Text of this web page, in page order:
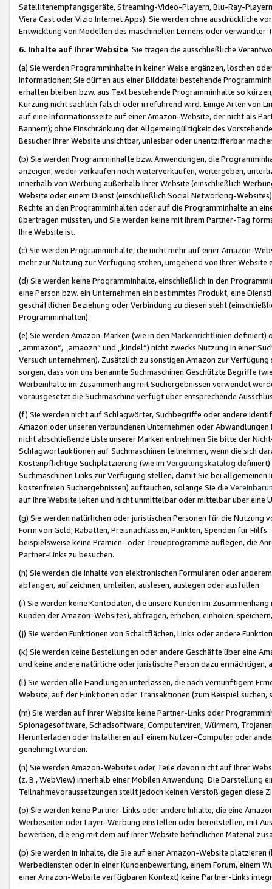
Satellitenempfangsgeräte, Streaming-Video-Playern, Blu-Ray-
Viera Cast oder Vizio Internet Apps). Sie werden ohne ausdrückliche
Entwicklung von Modellen des maschinellen Lernens oder
6. Inhalte auf Ihrer Website. Sie tragen die ausschließliche
(a) Sie werden Programminhalte in keiner Weise ergänzen, löschen
Informationen; Sie dürfen aus einer Bilddatei bestehende
erhalten bleiben bzw. aus Text bestehende Programminhalte so
Kürzung nicht sachlich falsch oder irreführend wird. Einige Arten von
auf eine Informationsseite auf einer Amazon-Website, der nicht als
Bannern); ohne Einschränkung der Allgemeingültigkeit des
Besucher Ihrer Website unsichtbar, unlesbar oder unentzifferbar
(b) Sie werden Programminhalte bzw. Anwendungen, die
anzeigen, weder verkaufen noch weiterverkaufen, weitergeben,
innerhalb von Werbung außerhalb Ihrer Website (einschließlich
Website oder einem Dienst (einschließlich Social Networking-
Rechte an den Programminhalten oder auf die Programminhalte an
übertragen müssten, und Sie werden keine mit Ihrem Partner-Tag
Ihre Website ist.
(c) Sie werden Programminhalte, die nicht mehr auf einer Amazon-
mehr zur Nutzung zur Verfügung stehen, umgehend von Ihrer
(d) Sie werden keine Programminhalte, einschließlich in den
eine Person bzw. ein Unternehmen ein bestimmtes Produkt, eine
geschäftlichen Beziehung oder Verbindung zu diesen steht
Programminhalten).
(e) Sie werden Amazon-Marken (wie in den Markenrichtlinien definiert)
„ammazon“, „amaozn“ und „kindel“) nicht zwecks Nutzung in einer
Versuch unternehmen). Zusätzlich zu sonstigen Amazon zur
sorgen, dass von uns benannte Suchmaschinen Geschützte Begriffe
Werbeinhalte im Zusammenhang mit Suchergebnissen verwendet
vorausgesetzt die Suchmaschine verfügt über entsprechende
(f) Sie werden nicht auf Schlagwörter, Suchbegriffe oder andere
Amazon oder unseren verbundenen Unternehmen oder
nicht abschließende Liste unserer Marken entnehmen Sie bitte der
Schlagwortauktionen auf Suchmaschinen teilnehmen, wenn die sich
Kostenpflichtige Suchplatzierung (wie im Vergütungskatalog definiert)
Suchmaschinen Links zur Verfügung stellen, damit Sie bei
kostenfreien Suchergebnissen) auftauchen, solange Sie die
auf Ihre Website leiten und nicht unmittelbar oder mittelbar über eine
(g) Sie werden natürlichen oder juristischen Personen für die Nutzung
Form von Geld, Rabatten, Preisnachlässen, Punkten, Spenden für
beispielsweise keine Prämien- oder Treueprogramme auflegen, die
Partner-Links zu besuchen.
(h) Sie werden die Inhalte von elektronischen Formularen oder
abfangen, aufzeichnen, umleiten, auslesen, auslegen oder ausfüllen.
(i) Sie werden keine Kontodaten, die unsere Kunden im
Kunden der Amazon-Websites), abfragen, erheben, einholen,
(j) Sie werden Funktionen von Schaltflächen, Links oder andere
(k) Sie werden keine Bestellungen oder andere Geschäfte über eine
und keine andere natürliche oder juristische Person dazu
(l) Sie werden alle Handlungen unterlassen, die nach vernünftigem
Website, auf der Funktionen oder Transaktionen (zum Beispiel
(m) Sie werden auf Ihrer Website keine Partner-Links oder
Spionagesoftware, Schadsoftware, Computerviren, Würmern,
Herunterladen oder Installieren auf einem Nutzer-Computer oder
genehmigt wurden.
(n) Sie werden Amazon-Websites oder Teile davon nicht auf Ihrer
(z. B., WebView) innerhalb einer Mobilen Anwendung. Die Darstellung
Teilnahmevoraussetzungen stellt jedoch keinen Verstoß gegen diese
(o) Sie werden keine Partner-Links oder andere Inhalte, die eine
Werbeseiten oder Layer-Werbung einstellen oder bereitstellen, mit
bewerben, die eng mit dem auf Ihrer Website befindlichen Material
(p) Sie werden in Inhalte, die Sie auf einer Amazon-Website
Werbediensten oder in einer Kundenbewertung, einem Forum, einem
einer Amazon-Website verfügbaren Kontext) keine Partner-Links